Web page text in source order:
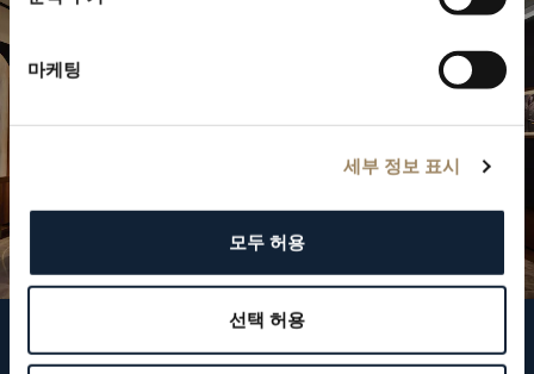
마케팅
세부 정보 표시
모두 허용
선택 허용
브레게 팔로우하기